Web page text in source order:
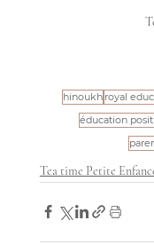
hinoukh royal
éducation
Tea time Petite